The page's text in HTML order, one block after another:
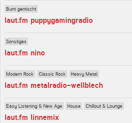
Bunt gemischt
laut.fm puppygamingradio
Sonstiges
laut.fm nino
Modern Rock Classic Rock Heavy Metal
laut.fm metalradio-wellblech
Easy Listening & New Age House Chillout & Lounge
laut.fm linnemix